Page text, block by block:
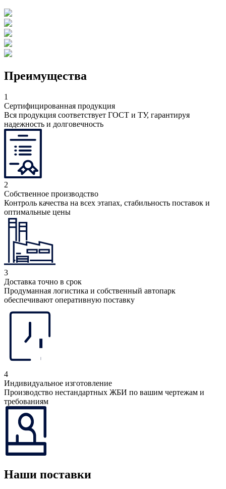
Преимущества
1
Сертифицированная продукция
Вся продукция соответствует ГОСТ и ТУ, гарантируя
надежность и долговечность
2
Собственное производство
Контроль качества на всех этапах, стабильность поставок и
оптимальные цены
3
Доставка точно в срок
Продуманная логистика и собственный автопарк
обеспечивают оперативную поставку
4
Индивидуальное изготовление
Производство нестандартных ЖБИ по вашим чертежам и
требованиям
Наши поставки